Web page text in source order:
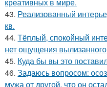
43. Реализованный
кв.
44. Тёплый, спокойный
нет ощущения
45. Куда бы вы это
46. Задаюсь вопросом:
мужа от другой, что он